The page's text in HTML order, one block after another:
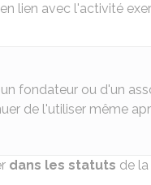
lien avec l'activité
fondateur ou d'un
de l'utiliser même
dans les statuts de